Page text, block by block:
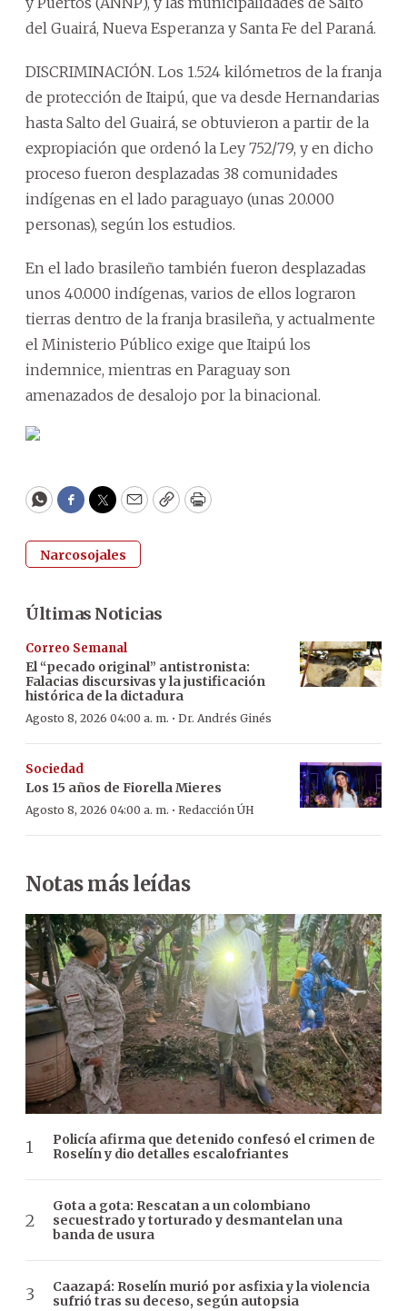
del Guairá, Nueva Esperanza y Santa Fe del Paraná.
DISCRIMINACIÓN. Los 1.524 kilómetros de la franja
de protección de Itaipú, que va desde Hernandarias
hasta Salto del Guairá, se obtuvieron a partir de la
expropiación que ordenó la Ley 752/79, y en dicho
proceso fueron desplazadas 38 comunidades
indígenas en el lado paraguayo (unas 20.000
personas), según los estudios.
En el lado brasileño también fueron desplazadas
unos 40.000 indígenas, varios de ellos lograron
tierras dentro de la franja brasileña, y actualmente
el Ministerio Público exige que Itaipú los
indemnice, mientras en Paraguay son
amenazados de desalojo por la binacional.
WhatsApp
Facebook
Twitter
EmailCopyPrint
Narcosojales
Últimas Noticias
Correo Semanal
El “pecado original” antistronista:
Falacias discursivas y la justificación
histórica de la dictadura
Agosto 8, 2026 04:00 a. m. · Dr. Andrés Ginés
Sociedad
Los 15 años de Fiorella Mieres
Agosto 8, 2026 04:00 a. m. · Redacción ÚH
Notas más leídas
Policía afirma que detenido confesó el crimen de
Roselín y dio detalles escalofriantes
Gota a gota: Rescatan a un colombiano
secuestrado y torturado y desmantelan una
banda de usura
Caazapá: Roselín murió por asfixia y la violencia
sufrió tras su deceso, según autopsia